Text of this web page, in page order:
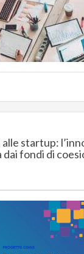
startup:
dai fondi di